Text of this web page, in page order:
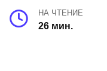
НА ЧТЕНИЕ
26 мин.